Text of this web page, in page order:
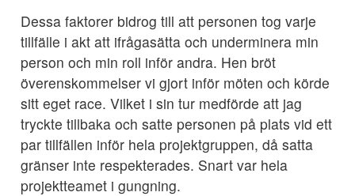
Dessa faktorer bidrog till att personen tog varje
tillfälle i akt att ifrågasätta och underminera min
person och min roll inför andra. Hen bröt
överenskommelser vi gjort inför möten och körde
sitt eget race. Vilket i sin tur medförde att jag
tryckte tillbaka och satte personen på plats vid ett
par tillfällen inför hela projektgruppen, då satta
gränser inte respekterades. Snart var hela
projektteamet i gungning.